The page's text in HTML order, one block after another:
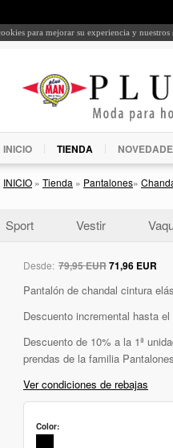
para mejorar su experiencia y
INICIO TIENDA
INICIO » Tienda » Pantalones»
Sport Vestir
Desde: 79,95 EUR71,96 EUR
Pantalón de chandal cintura
Descuento incremental hasta el
Descuento de 10% a la 1ª
prendas de la familia
Ver condiciones de rebajas
Color: